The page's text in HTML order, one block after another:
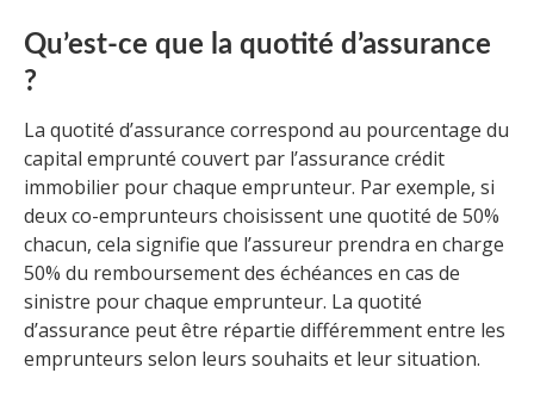
Qu’est-ce que la quotité d’assurance
?
La quotité d’assurance correspond au pourcentage du
capital emprunté couvert par l’assurance crédit
immobilier pour chaque emprunteur. Par exemple, si
deux co-emprunteurs choisissent une quotité de 50%
chacun, cela signifie que l’assureur prendra en charge
50% du remboursement des échéances en cas de
sinistre pour chaque emprunteur. La quotité
d’assurance peut être répartie différemment entre les
emprunteurs selon leurs souhaits et leur situation.